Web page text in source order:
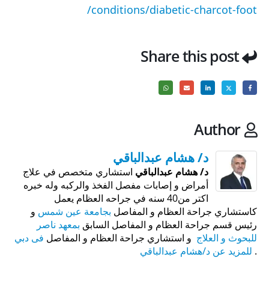
conditions/diabetic-charcot-foot/
Share this post
Author
د/ هشام عبدالباقي
د/ هشام عبدالباقي استشاري متخصص في علاج
أمراض و إصابات مفصل الفخذ والركبه وله خبره
اكتر من40 سنه في جراحه العظام يعمل
كاستشاري جراحة العظام و المفاصل بجامعة عين شمس و
رئيس قسم جراحة العظام و المفاصل السابق بمعهد ناصر
للبحوث و العلاج و استشاري جراحة العظام و المفاصل فى دبي
. للمزيد عن د/هشام عبدالباقي